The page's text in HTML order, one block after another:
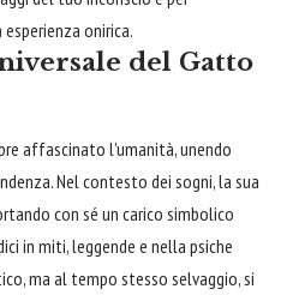
onirica.
del Gatto
affascinato l'umanità, unendo
Nel contesto dei sogni, la sua
con sé un carico simbolico
in miti, leggende e nella psiche
ma al tempo stesso selvaggio, si